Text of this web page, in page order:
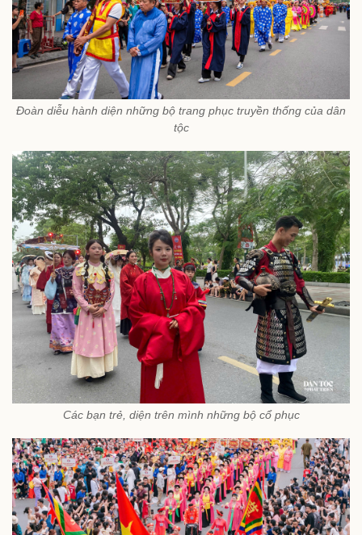
Đoàn diễu hành diện những bộ trang phục truyền thống của dân
tộc
Các bạn trẻ, diện trên mình những bộ cổ phục